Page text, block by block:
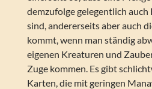
demzufolge gelegentlich
sind, andererseits aber auch
kommt, wenn man ständig
eigenen Kreaturen und
Zuge kommen. Es gibt
Karten, die mit geringen